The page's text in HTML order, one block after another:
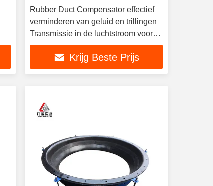
Rubber Duct Compensator effectief
verminderen van geluid en trillingen
Transmissie in de luchtstroom voor
engineering toepassingen
Krijg Beste Prijs